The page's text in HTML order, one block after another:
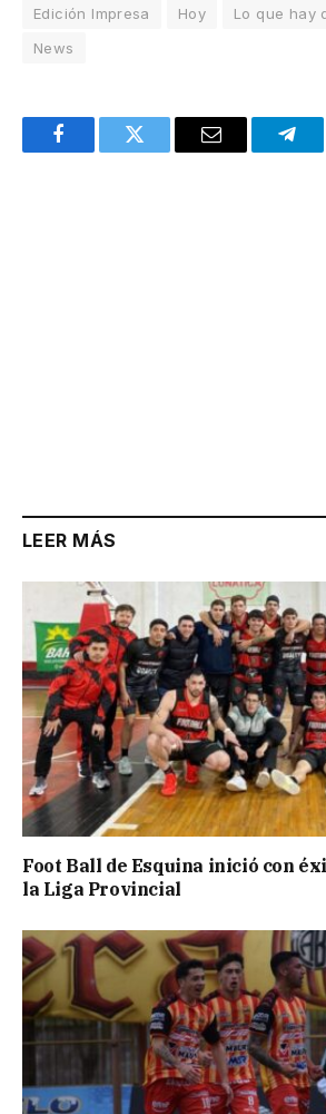
Edición Impresa Hoy
Lo que hay
News
FacebookTwitter Email
LEER MÁS
Foot Ball de Esquina inició con
la Liga Provincial